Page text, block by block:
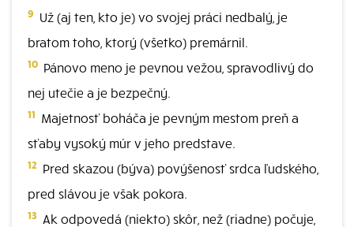
9 Už (aj ten, kto je) vo svojej práci nedbalý, je
bratom toho, ktorý (všetko) premárnil.
10 Pánovo meno je pevnou vežou, spravodlivý do
nej utečie a je bezpečný.
11 Majetnosť boháča je pevným mestom preň a
sťaby vysoký múr v jeho predstave.
12 Pred skazou (býva) povýšenosť srdca ľudského,
pred slávou je však pokora.
13 Ak odpovedá (niekto) skôr, než (riadne) počuje,